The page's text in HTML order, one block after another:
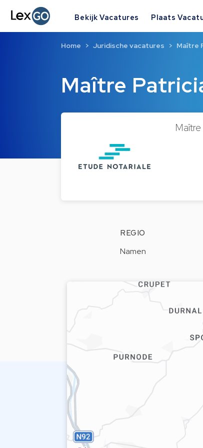
Bekijk Vacatures Plaats
Maître
Home Juridische vacatures Maître
REGIO
Namen